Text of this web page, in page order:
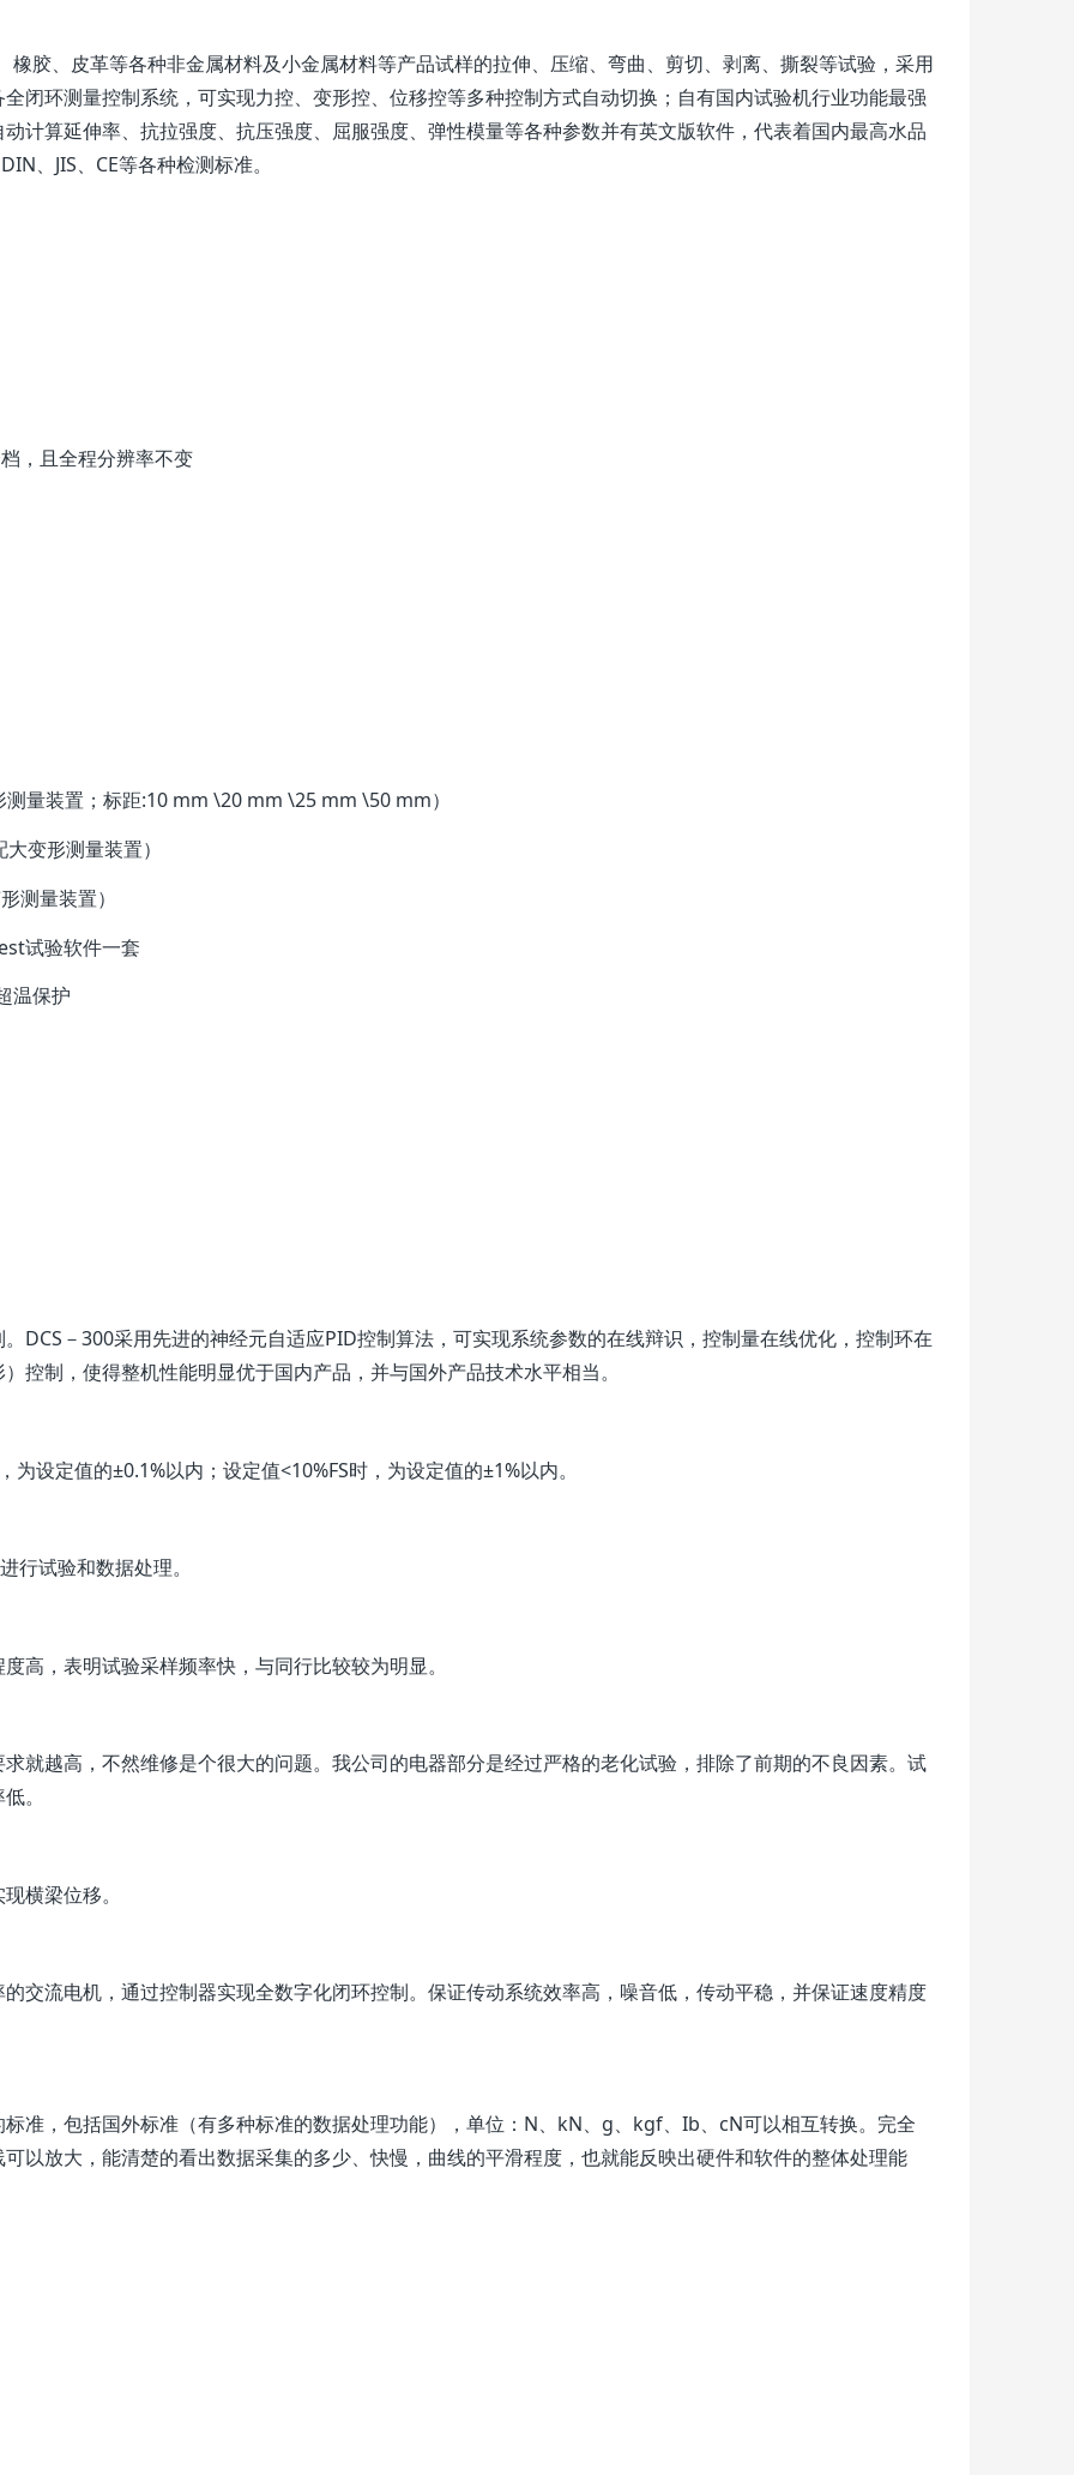
胶、皮革等各种非金属材料及小金属材料等产品试样的拉伸、压缩、弯曲、剪切、剥离、撕裂等试验，采用
闭环测量控制系统，可实现力控、变形控、位移控等多种控制方式自动切换；自有国内试验机行业功能最强
计算延伸率、抗拉强度、抗压强度、屈服强度、弹性模量等各种参数并有英文版软件，代表着国内最高水品
、JIS、CE等各种检测标准。
，且全程分辨率不变
量装置；标距:10 mm \20 mm \25 mm \50 mm）
变形测量装置）
测量装置）
试验软件一套
温保护
DCS－300采用先进的神经元自适应PID控制算法，可实现系统参数的在线辩识，控制量在线优化，控制环在
控制，使得整机性能明显优于国内产品，并与国外产品技术水平相当。
设定值的±0.1%以内；设定值<10%FS时，为设定值的±1%以内。
行试验和数据处理。
高，表明试验采样频率快，与同行比较较为明显。
就越高，不然维修是个很大的问题。我公司的电器部分是经过严格的老化试验，排除了前期的不良因素。试
。
横梁位移。
交流电机，通过控制器实现全数字化闭环控制。保证传动系统效率高，噪音低，传动平稳，并保证速度精度
准，包括国外标准（有多种标准的数据处理功能），单位：N、kN、g、kgf、Ib、cN可以相互转换。完全
以放大，能清楚的看出数据采集的多少、快慢，曲线的平滑程度，也就能反映出硬件和软件的整体处理能